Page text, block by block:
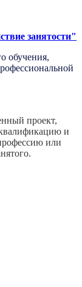
занятости"
обучения,
проект,
и
или